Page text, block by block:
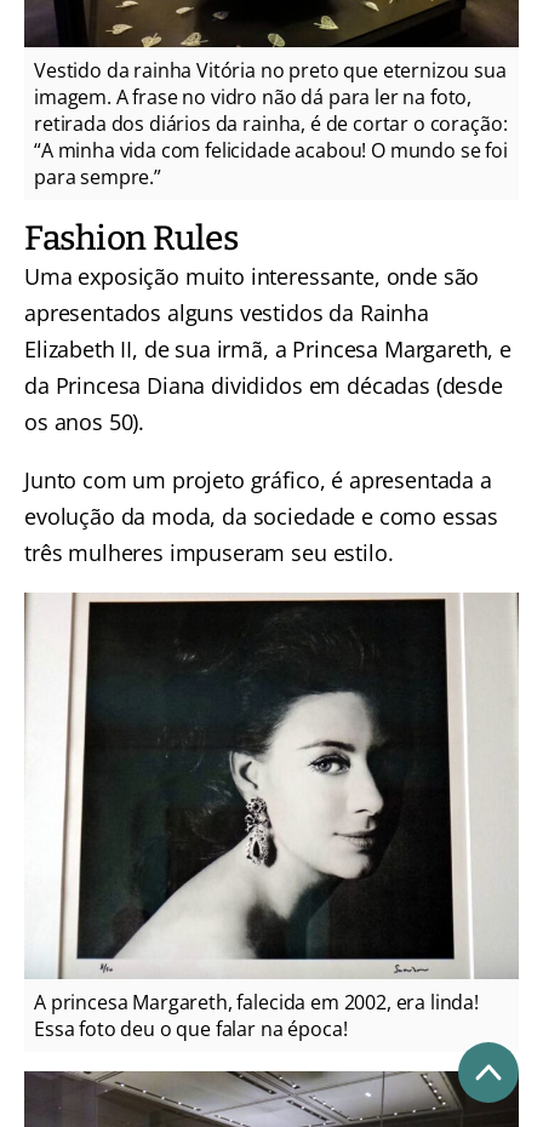
Vestido da rainha Vitória no preto que eternizou sua
imagem. A frase no vidro não dá para ler na foto,
retirada dos diários da rainha, é de cortar o coração:
“A minha vida com felicidade acabou! O mundo se foi
para sempre.”
Fashion Rules
Uma exposição muito interessante, onde são
apresentados alguns vestidos da Rainha
Elizabeth II, de sua irmã, a Princesa Margareth, e
da Princesa Diana divididos em décadas (desde
os anos 50).
Junto com um projeto gráfico, é apresentada a
evolução da moda, da sociedade e como essas
três mulheres impuseram seu estilo.
A princesa Margareth, falecida em 2002, era linda!
Essa foto deu o que falar na época!